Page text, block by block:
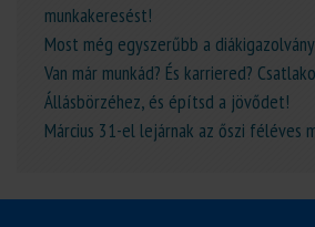
munkakeresést!
Most még egyszerűbb a
Van már munkád? És karriered?
Állásbörzéhez, és építsd a jövődet!
Március 31-el lejárnak az őszi féléves